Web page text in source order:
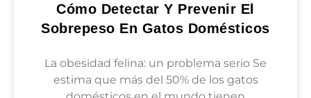
Cómo Detectar Y Prevenir El
Sobrepeso En Gatos Domésticos
La obesidad felina: un problema serio Se
estima que más del 50% de los gatos